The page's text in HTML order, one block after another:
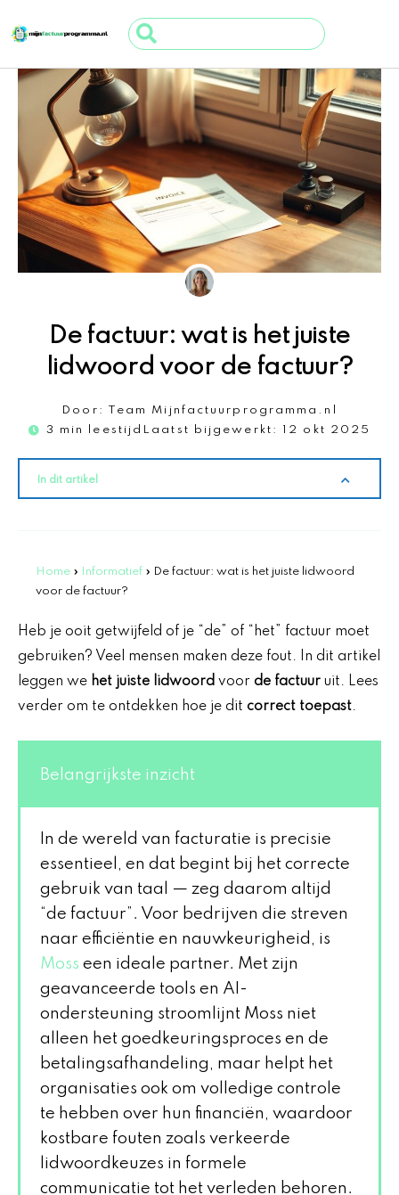
naar
de
inhoud
Search
...
De factuur: wat is het juiste
lidwoord voor de factuur?
Door:
Team Mijnfactuurprogramma.nl
3 min leestijd Laatst bijgewerkt: 12 okt 2025
In dit artikel
Home » Informatief » De factuur: wat is het juiste lidwoord
voor de factuur?
Heb je ooit getwijfeld of je “de” of “het” factuur moet
gebruiken? Veel mensen maken deze fout. In dit artikel
leggen we het juiste lidwoord voor de factuur uit. Lees
verder om te ontdekken hoe je dit correct toepast.
Belangrijkste inzicht
In de wereld van facturatie is precisie
essentieel, en dat begint bij het correcte
gebruik van taal — zeg daarom altijd
“de factuur”. Voor bedrijven die streven
naar efficiëntie en nauwkeurigheid, is
Moss een ideale partner. Met zijn
geavanceerde tools en AI-
ondersteuning stroomlijnt Moss niet
alleen het goedkeuringsproces en de
betalingsafhandeling, maar helpt het
organisaties ook om volledige controle
te hebben over hun financiën, waardoor
kostbare fouten zoals verkeerde
lidwoordkeuzes in formele
communicatie tot het verleden behoren.